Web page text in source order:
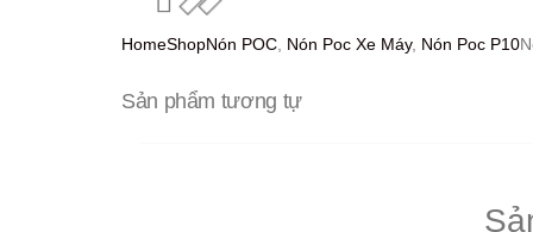
HomeShopNón POC, Nón Poc Xe Máy, Nón Poc P10
Sản phẩm tương tự